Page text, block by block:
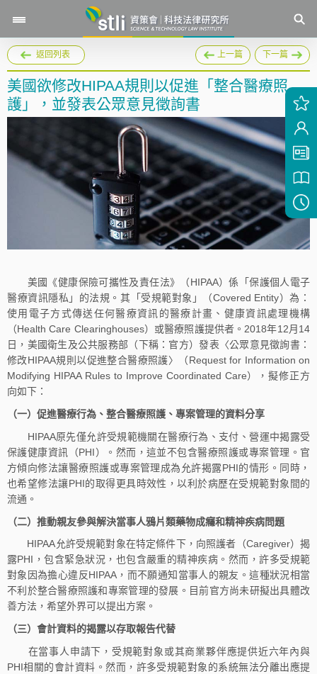
返回列表 上一篇 下一篇
美國欲修改HIPAA規則以促進「整合醫療照
護」，並發表公眾意見徵詢書
美國《健康保險可攜性及責任法》（HIPAA）係「保護個人電子
醫療資訊隱私」的法規。其「受規範對象」（Covered Entity）為：
使用電子方式傳送任何醫療資訊的醫療計畫、健康資訊處理機構
（Health Care Clearinghouses）或醫療照護提供者。2018年12月14
日，美國衛生及公共服務部（下稱：官方）發表〈公眾意見徵詢書：
修改HIPAA規則以促進整合醫療照護〉（Request for Information on
Modifying HIPAA Rules to Improve Coordinated Care），擬修正方
向如下：
（一）促進醫療行為、整合醫療照護、專案管理的資料分享
HIPAA原先僅允許受規範機關在醫療行為、支付、營運中揭露受
保護健康資訊（PHI）。然而，這並不包含醫療照護或專案管理。官
方傾向修法讓醫療照護或專案管理成為允許揭露PHI的情形。同時，
也希望修法讓PHI的取得更具時效性，以利於病歷在受規範對象間的
流通。
（二）推動親友參與解決當事人鴉片類藥物成癮和精神疾病問題
HIPAA允許受規範對象在特定條件下，向照護者（Caregiver）揭
露PHI，包含緊急狀況，也包含嚴重的精神疾病。然而，許多受規範
對象因為擔心違反HIPAA，而不願通知當事人的親友。這種狀況相當
不利於整合醫療照護和專案管理的發展。目前官方尚未研擬出具體改
善方法，希望外界可以提出方案。
（三）會計資料的揭露以存取報告代替
在當事人申請下，受規範對象或其商業夥伴應提供近六年內與
PHI相關的會計資料。然而，許多受規範對象的系統無法分離出應提